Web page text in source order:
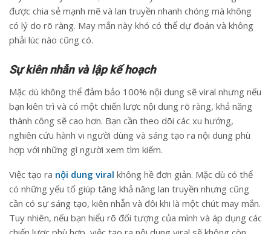
được chia sẻ mạnh mẽ và lan truyền nhanh chóng mà không
có lý do rõ ràng. May mắn này khó có thể dự đoán và không
phải lúc nào cũng có.
Sự kiên nhẫn và lập kế hoạch
Mặc dù không thể đảm bảo 100% nội dung sẽ viral nhưng nếu
bạn kiên trì và có một chiến lược nội dung rõ ràng, khả năng
thành công sẽ cao hơn. Bạn cần theo dõi các xu hướng,
nghiên cứu hành vi người dùng và sáng tạo ra nội dung phù
hợp với những gì người xem tìm kiếm.
Việc tạo ra nội dung viral không hề đơn giản. Mặc dù có thể
có những yếu tố giúp tăng khả năng lan truyền nhưng cũng
cần có sự sáng tạo, kiên nhẫn và đôi khi là một chút may mắn.
Tuy nhiên, nếu bạn hiểu rõ đối tượng của mình và áp dụng các